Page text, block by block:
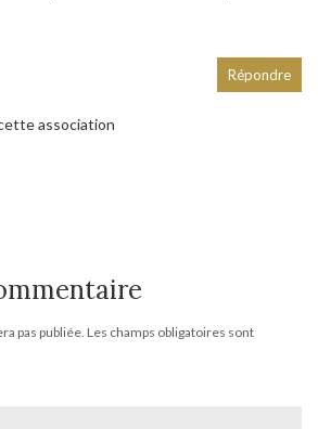
cette association
Répondre
pas publiée. Les champs obligatoires sont